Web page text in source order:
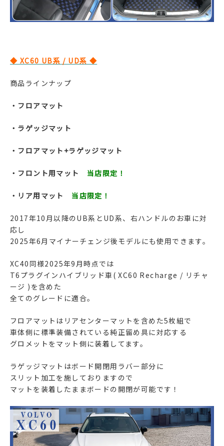
◆ XC60 UB系 / UD系 ◆
商品ラインナップ
・フロアマット
・ラゲッジマット
・フロアマット+ラゲッジマット
・フロント用マット 当店限定！
・リア用マット 当店限定！
2017年10月以降のUB系とUD系、右ハンドルのお車に対
応し
2025年6月マイナーチェンジ後モデルにも使用できます。
XC40同様2025年9月時点では
T6プラグインハイブリッド車( XC60 Recharge / リチャ
ージ )を含めた
全てのグレードに適合。
フロアマットはリアセンターマットを含めた5枚組で
車体側に標準装備されている純正留め具に対応する
グロメットをマット側に装着してます。
ラゲッジマットはボード開閉用ラバー部分に
スリット加工を施しておりますので
マットを装着したままボードの開閉が可能です！